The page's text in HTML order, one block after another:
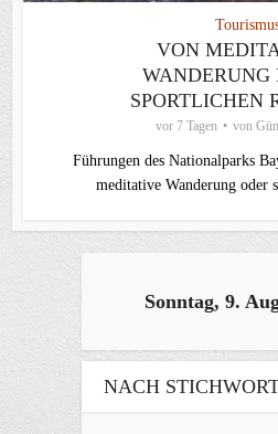
VON
WANDERUNG
SPORTLICHEN
vor 7 Tagen von
Führungen des Nationalparks
meditative Wanderung oder
Sonntag, 9.
NACH